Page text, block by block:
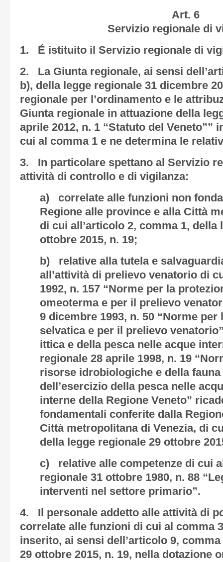
Art. 6
Servizio regionale di
1. É istituito il Servizio regionale di
2. La Giunta regionale, ai sensi
b), della legge regionale 31 dicembre
regionale per l’ordinamento e le
Giunta regionale in attuazione della
aprile 2012, n. 1 “Statuto del Veneto””
cui al comma 1 e ne determina le
3. In particolare spettano al Servizio
attività di controllo e di vigilanza:
a) correlate alle funzioni non
Regione alle province e alla Città
di cui all’articolo 2, comma 1, della
ottobre 2015, n. 19;
b) relative alla tutela e
all’attività di prelievo venatorio di
1992, n. 157 “Norme per la
omeoterma e per il prelievo
9 dicembre 1993, n. 50 “Norme
selvatica e per il prelievo
ittica e della pesca nelle acque
regionale 28 aprile 1998, n. 19
risorse idrobiologiche e della
dell’esercizio della pesca nelle
interne della Regione Veneto”
fondamentali conferite dalla
Città metropolitana di Venezia, di
della legge regionale 29 ottobre
c) relative alle competenze di cui
regionale 31 ottobre 1980, n. 88
interventi nel settore primario”.
4. Il personale addetto alle attività di
correlate alle funzioni di cui al comma
inserito, ai sensi dell’articolo 9,
29 ottobre 2015, n. 19, nella dotazione